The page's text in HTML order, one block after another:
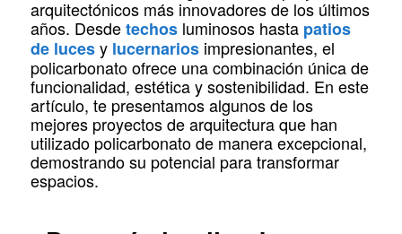
arquitectónicos más innovadores de los últimos
años. Desdetechosluminosos hasta patios
de lucesy lucernariosimpresionantes, el
policarbonato ofrece una combinación única de
funcionalidad, estética y sostenibilidad. En este
artículo, te presentamos algunos de los
mejores proyectos de arquitectura que han
utilizado policarbonato de manera excepcional,
demostrando su potencial para transformar
espacios.